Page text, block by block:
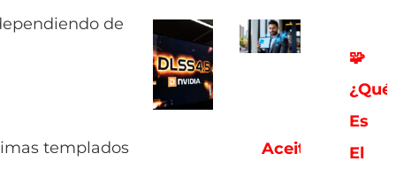
de
templados
Aceitunas
🧩
¿Qué
Es
El